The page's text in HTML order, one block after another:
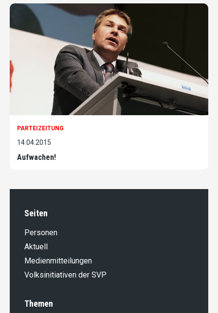
PARTEIZEITUNG
14.04.2015
Aufwachen!
Seiten
Personen
Aktuell
Medienmitteilungen
Volksinitiativen der SVP
Themen